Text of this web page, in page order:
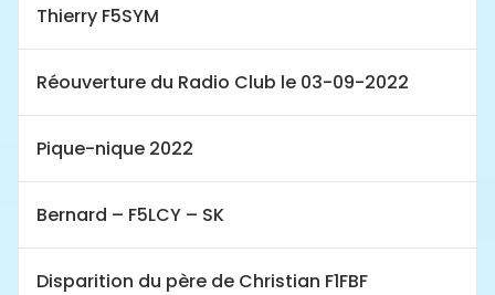
Thierry F5SYM
Réouverture du Radio Club le 03-09-2022
Pique-nique 2022
Bernard – F5LCY – SK
Disparition du père de Christian F1FBF